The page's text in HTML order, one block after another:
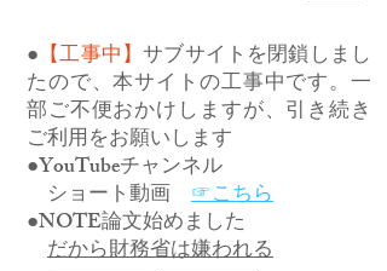
● 【工事中】サブサイトを閉鎖しまし
たので、本サイトの工事中です。一
部ご不便おかけしますが、引き続き
ご利用をお願いします
●YouTubeチャンネル
ショート動画 ☞こちら
●NOTE論文始めました
だから財務省は嫌われる